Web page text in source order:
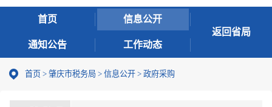
首页 信息公开
通知公告 工作动态
返回省局
首页 > 肇庆市税务局 > 信息公开 > 政府采购